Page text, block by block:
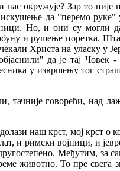
окружује? Зар то није
да "перемо
Но, и они су могли
и рушење поретка.
Христа на уласку
да је тај
у извршењу тог
тачније говорећи, над
наш крст, мој крст о
и римски војници, и
Међутим, за
животно. То пре свега